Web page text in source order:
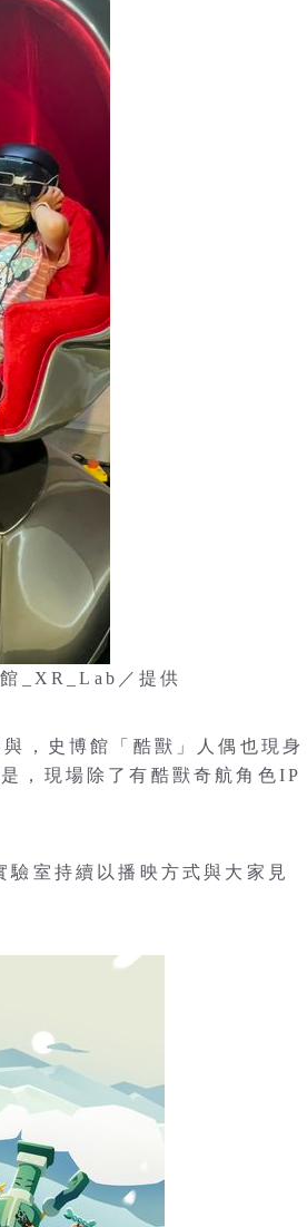
_XR_Lab／提供
，史博館「酷獸」人偶也現身
，現場除了有酷獸奇航角色IP
室持續以播映方式與大家見